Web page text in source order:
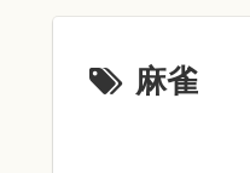
麻雀